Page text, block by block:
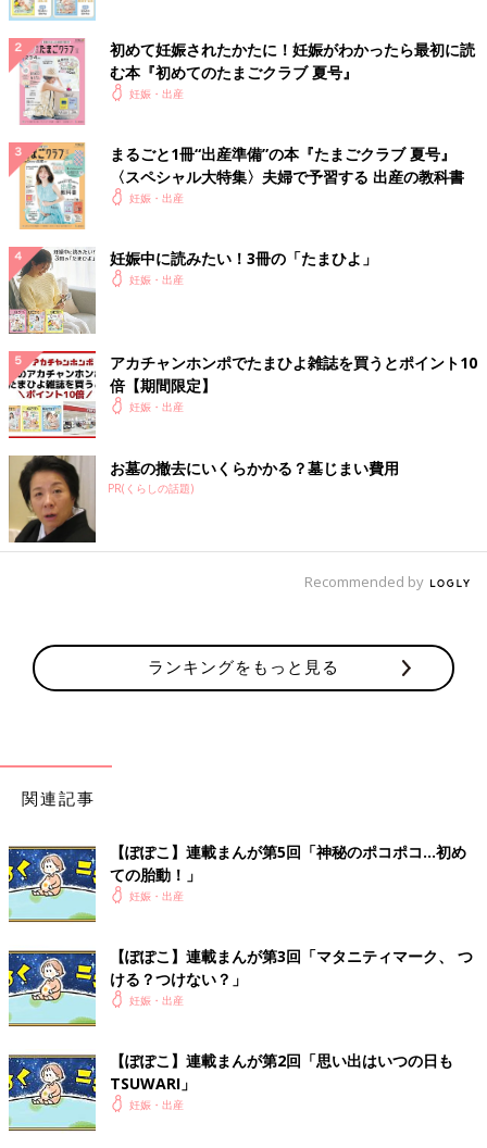
初めて妊娠されたかたに！妊娠がわかったら最初に読
む本『初めてのたまごクラブ 夏号』
妊娠・出産
まるごと1冊“出産準備”の本『たまごクラブ 夏号』
〈スペシャル大特集〉夫婦で予習する 出産の教科書
妊娠・出産
妊娠中に読みたい！3冊の「たまひよ」
妊娠・出産
アカチャンホンポでたまひよ雑誌を買うとポイント10
倍【期間限定】
妊娠・出産
お墓の撤去にいくらかかる？墓じまい費用
PR(くらしの話題)
Recommended by
ランキングをもっと見る
関連記事
【ぽぽこ】連載まんが第5回「神秘のポコポコ…初め
ての胎動！」
妊娠・出産
【ぽぽこ】連載まんが第3回「マタニティマーク、 つ
ける？つけない？」
妊娠・出産
【ぽぽこ】連載まんが第2回「思い出はいつの日も
TSUWARI」
妊娠・出産